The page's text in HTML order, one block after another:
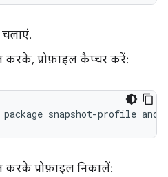
चलाएं.
करके, प्रोफ़ाइल कैप्चर करें:
package snapshot-profile
प्रोफ़ाइल निकालें: